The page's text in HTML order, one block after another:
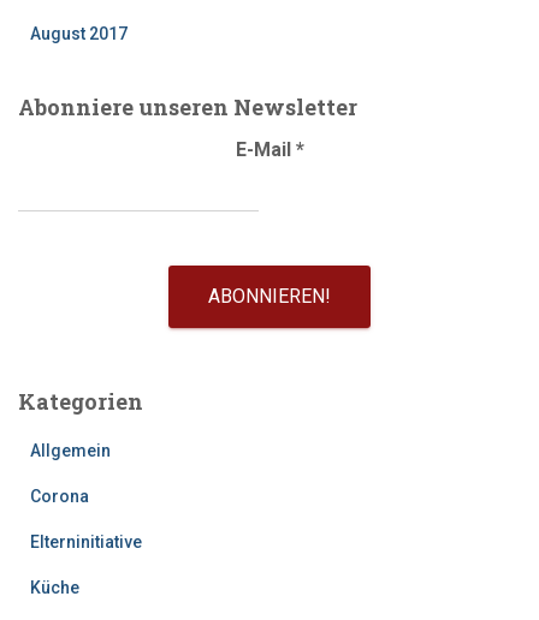
August 2017
Abonniere unseren Newsletter
E-Mail *
Kategorien
Allgemein
Corona
Elterninitiative
Küche